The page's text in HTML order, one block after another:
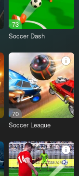
73
Soccer Dash
70
Soccer League